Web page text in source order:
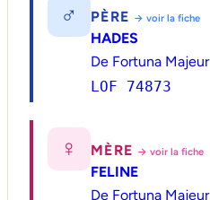
♂ PÈRE → voir la fiche
HADES
De Fortuna Majeur
LOF 74873
♀ MÈRE → voir la fiche
FELINE
De Fortuna Majeur